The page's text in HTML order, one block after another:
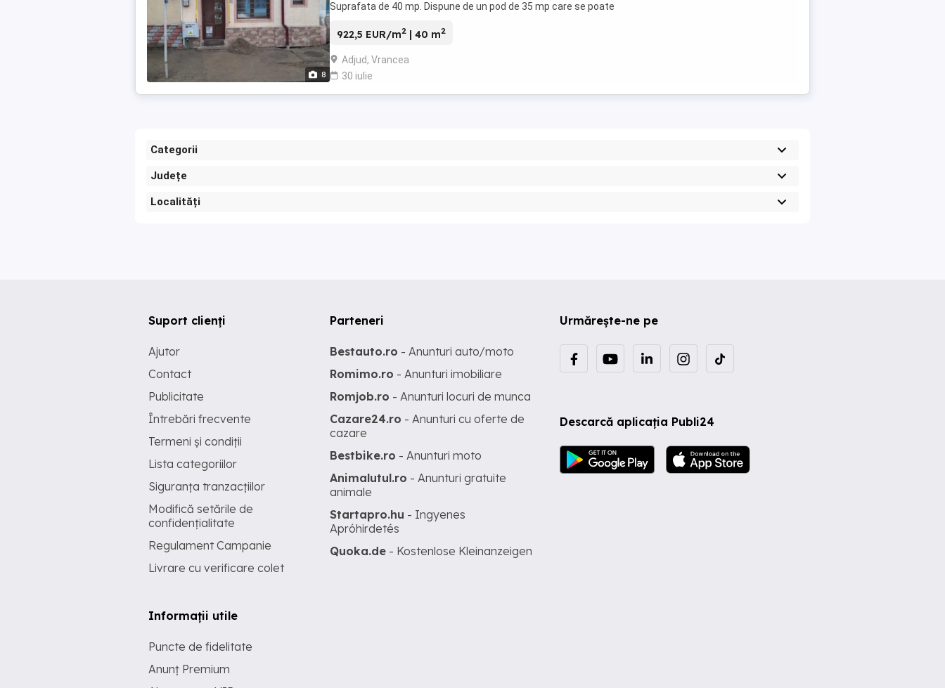
8
Suprafata de 40 mp. Dispune de un pod de 35 mp care se poate
922,5 EUR/m2 | 40 m2
Adjud, Vrancea
30 iulie
Categorii
Județe
Localități
Urmărește-ne pe
Descarcă aplicația Publi24
Suport clienți
Ajutor
Contact
Publicitate
Întrebări frecvente
Termeni și condiții
Lista categoriilor
Siguranța tranzacțiilor
Modifică setările de
confidențialitate
Regulament Campanie
Livrare cu verificare colet
Informații utile
Puncte de fidelitate
Anunț Premium
Parteneri
Bestauto.ro - Anunturi auto/moto
Romimo.ro - Anunturi imobiliare
Romjob.ro - Anunturi locuri de munca
Cazare24.ro - Anunturi cu oferte de
cazare
Bestbike.ro - Anunturi moto
Animalutul.ro - Anunturi gratuite
animale
Startapro.hu - Ingyenes
Apróhirdetés
Quoka.de - Kostenlose Kleinanzeigen